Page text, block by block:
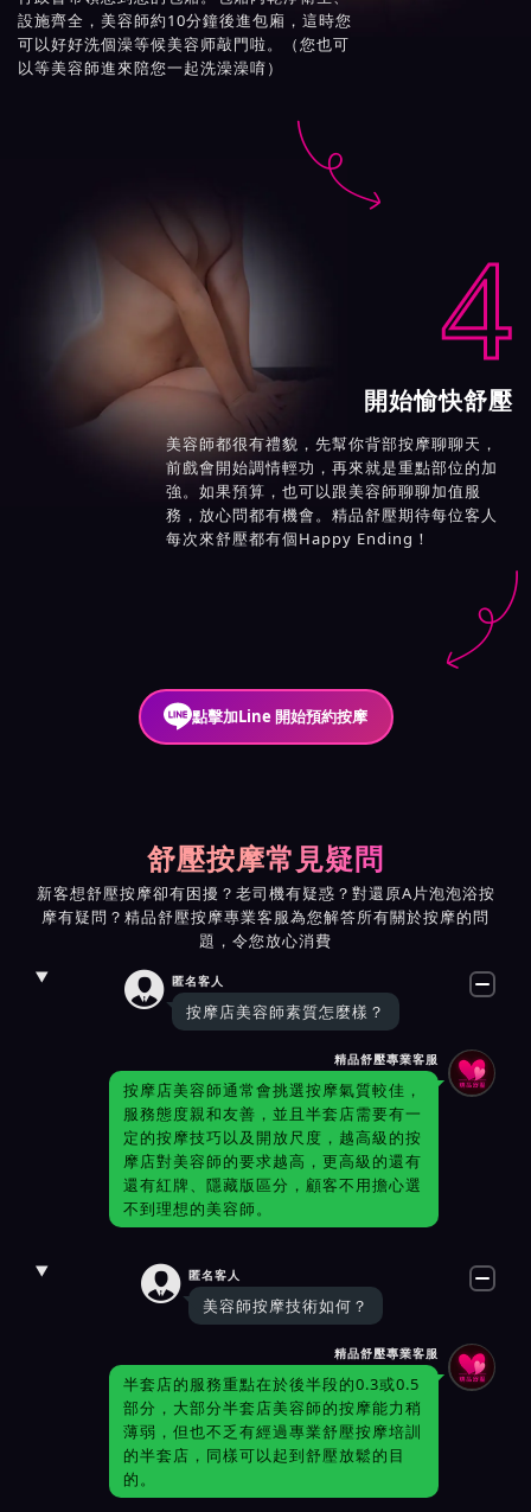
設施齊全，美容師約10分鐘後進包廂，這時您
可以好好洗個澡等候美容师敲門啦。（您也可
以等美容師進來陪您一起洗澡澡唷）

4
開始愉快舒壓
美容師都很有禮貌，先幫你背部按摩聊聊天，
前戲會開始調情輕功，再來就是重點部位的加
強。如果預算，也可以跟美容師聊聊加值服
務，放心問都有機會。精品舒壓期待每位客人
每次來舒壓都有個Happy Ending！
點擊加Line 開始預約按摩
舒壓按摩常見疑問
新客想舒壓按摩卻有困擾？老司機有疑惑？對還原A片泡泡浴按
摩有疑問？精品舒壓按摩專業客服為您解答所有關於按摩的問
題，令您放心消費
 匿名客人
按摩店美容師素質怎麼樣？
精品舒壓專業客服
按摩店美容師通常會挑選按摩氣質較佳，
服務態度親和友善，並且半套店需要有一
定的按摩技巧以及開放尺度，越高級的按
摩店對美容師的要求越高，更高級的還有
還有紅牌、隱藏版區分，顧客不用擔心選
不到理想的美容師。
 匿名客人
美容師按摩技術如何？
精品舒壓專業客服
半套店的服務重點在於後半段的0.3或0.5
部分，大部分半套店美容師的按摩能力稍
薄弱，但也不乏有經過專業舒壓按摩培訓
的半套店，同樣可以起到舒壓放鬆的目
的。